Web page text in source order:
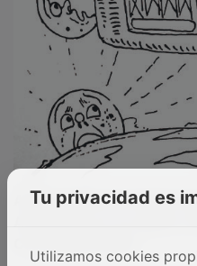
Autorretrato de Emilio
Tu privacidad es
Utilizamos cookies